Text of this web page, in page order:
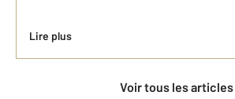
Lire plus
Voir tous les articles